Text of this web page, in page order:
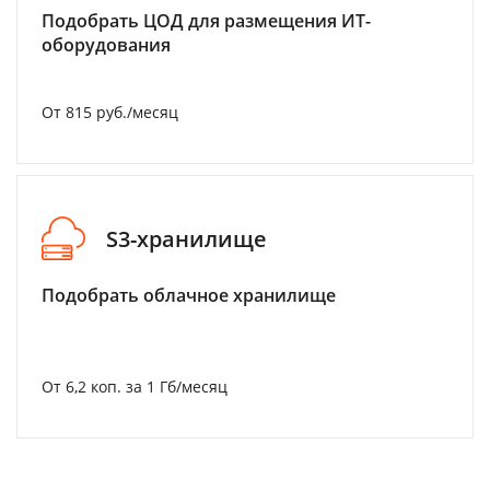
Подобрать ЦОД для размещения ИТ-
оборудования
От 815 руб./месяц
S3-хранилище
Подобрать облачное хранилище
От 6,2 коп. за 1 Гб/месяц